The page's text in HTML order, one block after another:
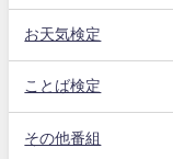
お天気検定
ことば検定
その他番組